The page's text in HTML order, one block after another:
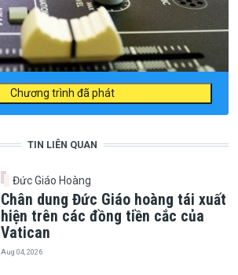
Chương trình đã phát
TIN LIÊN QUAN
Đức Giáo Hoàng
Chân dung Đức Giáo hoàng tái xuất
hiện trên các đồng tiền cắc của
Vatican
Aug 04, 2026